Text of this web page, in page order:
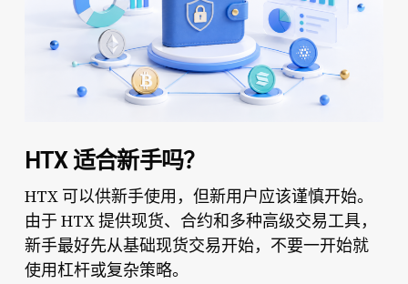
HTX 适合新手吗？
HTX 可以供新手使用，但新用户应该谨慎开始。
由于 HTX 提供现货、合约和多种高级交易工具，
新手最好先从基础现货交易开始，不要一开始就
使用杠杆或复杂策略。